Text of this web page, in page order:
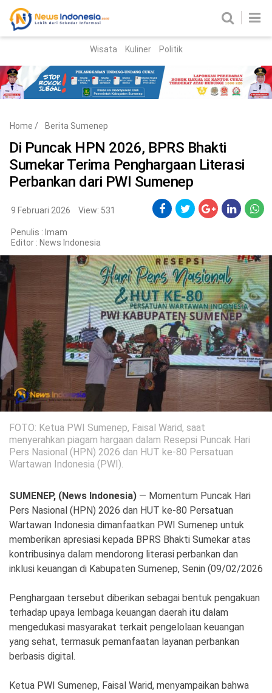
Parlemen
Nasional
Korupsi
Gaya Hidup
Kesehatan Kuliner
Otomotif
Iptek
Pendidikan Ilmiah
Teknologi
SosBud
Sosial Budaya
Wisata
Ekonomi Olahraga
Wisata Kuliner Politik
Home / Berita Sumenep
Di Puncak HPN 2026, BPRS Bhakti
Sumekar Terima Penghargaan Literasi
Perbankan dari PWI Sumenep
9 Februari 2026 View: 531
Penulis : Imam
Editor : News Indonesia
FOTO: Ketua PWI Sumenep, Faisal Warid, saat
menyerahkan piagam hargaan dalam Resepsi Puncak Hari
Pers Nasional (HPN) 2026 dan HUT ke-80 Persatuan
Wartawan Indonesia (PWI).
SUMENEP, (News Indonesia) — Momentum Puncak Hari
Pers Nasional (HPN) 2026 dan HUT ke-80 Persatuan
Wartawan Indonesia dimanfaatkan PWI Sumenep untuk
memberikan apresiasi kepada BPRS Bhakti Sumekar atas
kontribusinya dalam mendorong literasi perbankan dan
inklusi keuangan di Kabupaten Sumenep, Senin (09/02/2026
Penghargaan tersebut diberikan sebagai bentuk pengakuan
terhadap upaya lembaga keuangan daerah itu dalam
mengedukasi masyarakat terkait pengelolaan keuangan
yang sehat, termasuk pemanfaatan layanan perbankan
berbasis digital.
Ketua PWI Sumenep, Faisal Warid, menyampaikan bahwa